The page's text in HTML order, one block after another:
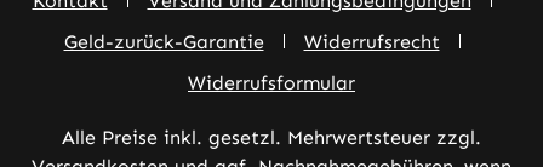
Geld-zurück-Garantie
Widerrufsrecht
Widerrufsformular
Alle Preise inkl. gesetzl. Mehrwertsteuer zzgl.